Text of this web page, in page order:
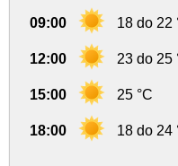
09:00 18 do 22
12:00 23 do 25
15:00 25 °C
18:00 18 do 24